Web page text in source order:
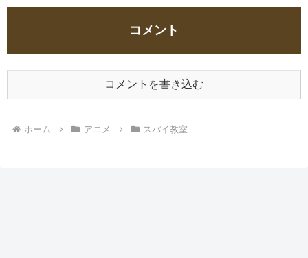
コメント
コメントを書き込む
ホーム アニメ スパイ教室